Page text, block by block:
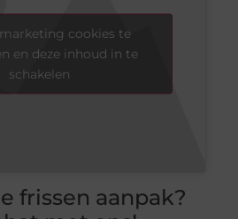
cookies te
en deze inhoud in te
schakelen
frissen aanpak?